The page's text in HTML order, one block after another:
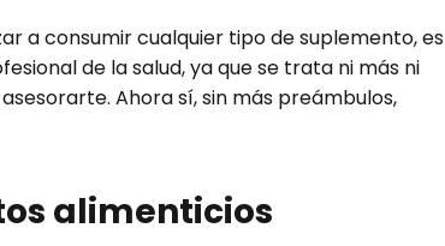
a consumir cualquier tipo de suplemento, es
de la salud, ya que se trata ni más ni
Ahora sí, sin más preámbulos,
alimenticios